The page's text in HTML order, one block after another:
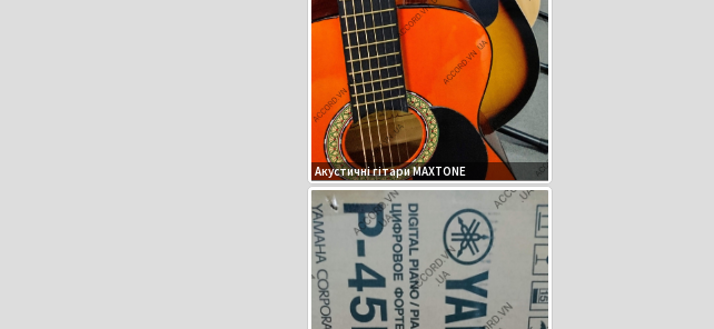
Акустичні гітари MAXTONE